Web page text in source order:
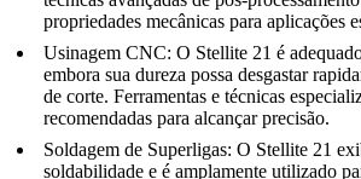
propriedades mecânicas para aplicações
Usinagem CNC: O Stellite 21 é
embora sua dureza possa desgastar
de corte. Ferramentas e técnicas
recomendadas para alcançar precisão.
Soldagem de Superligas: O Stellite 21
soldabilidade e é amplamente utilizado